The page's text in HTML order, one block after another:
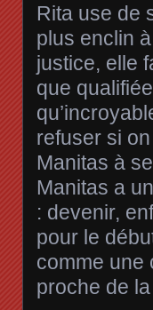
Rita use de
plus enclin
justice, elle
que
refuser si
Manitas à
Manitas a
: devenir,
pour le
comme une
proche de